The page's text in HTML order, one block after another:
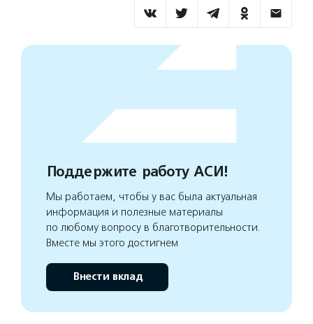
Поддержите работу АСИ!
Мы работаем, чтобы у вас была актуальная
информация и полезные материалы
по любому вопросу в благотворительности.
Вместе мы этого достигнем
Внести вклад